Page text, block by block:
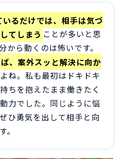
いるだけでは、相手は気づ
てしまう ことが多いと思
から動くのは怖いです。
、案外スッと解決に向か
ね。私も最初はドキドキ
ちを抱えたまま働きたく
力でした。同じように悩
ひ勇気を出して相手と向
。